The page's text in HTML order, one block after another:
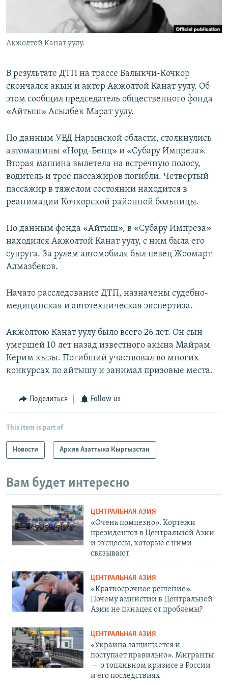
Акжолтой Канат уулу.
В результате ДТП на трассе Балыкчи-Кочкор
скончался акын и актер Акжолтой Канат уулу. Об
этом сообщил председатель общественного фонда
«Айтыш» Асылбек Марат уулу.
По данным УВД Нарынской области, столкнулись
автомашины «Норд-Бенц» и «Субару Импреза».
Вторая машина вылетела на встречную полосу,
водитель и трое пассажиров погибли. Четвертый
пассажир в тяжелом состоянии находится в
реанимации Кочкорской районной больницы.
По данным фонда «Айтыш», в «Субару Импреза»
находился Акжолтой Канат уулу, с ним была его
супруга. За рулем автомобиля был певец Жоомарт
Алмазбеков.
Начато расследование ДТП, назначены судебно-
медицинская и автотехническая экспертиза.
Акжолтою Канат уулу было всего 26 лет. Он сын
умершей 10 лет назад известного акына Майрам
Керим кызы. Погибший участвовал во многих
конкурсах по айтышу и занимал призовые места.
Поделиться Follow us
This item is part of
Новости Архив Азаттыка Кыргызстан
Вам будет интересно
ЦЕНТРАЛЬНАЯ АЗИЯ
«Очень помпезно». Кортежи
президентов в Центральной Азии
и эксцессы, которые с ними
связывают
ЦЕНТРАЛЬНАЯ АЗИЯ
«Краткосрочное решение».
Почему амнистии в Центральной
Азии не панацея от проблемы?
ЦЕНТРАЛЬНАЯ АЗИЯ
«Украина защищается и
поступает правильно». Мигранты
— о топливном кризисе в России
и его последствиях